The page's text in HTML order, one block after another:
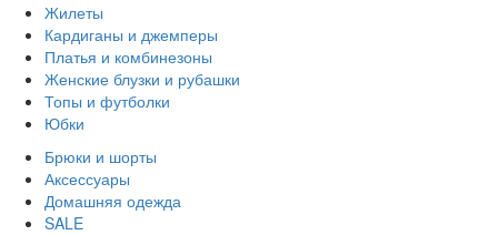
Жилеты
Кардиганы и джемперы
Платья и комбинезоны
Женские блузки и рубашки
Топы и футболки
Юбки
Брюки и шорты
Аксессуары
Домашняя одежда
SALE